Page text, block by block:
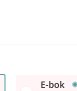
E-bok